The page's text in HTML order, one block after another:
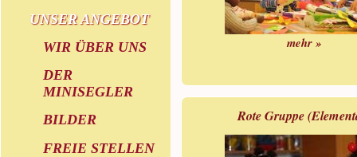
UNSER ANGEBOT
WIR ÜBER UNS
DER
MINISEGLER
BILDER
FREIE STELLEN
mehr »
Rote Gruppe